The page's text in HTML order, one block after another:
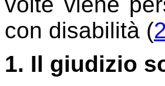
con disabilità (2
1. Il giudizio